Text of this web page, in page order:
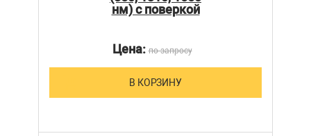
нм) c поверкой
Цена:по запросу
В КОРЗИНУ